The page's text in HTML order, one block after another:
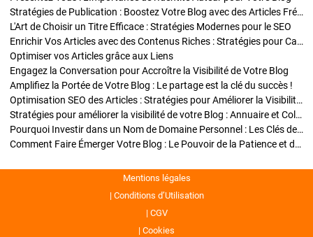
Stratégies de Publication : Boostez Votre Blog avec des Articles Fréquents et Exclusifs
L'Art de Choisir un Titre Efficace : Stratégies Modernes pour le SEO
Enrichir Vos Articles avec des Contenus Riches : Stratégies pour Captiver et Optimiser
Optimiser vos Articles grâce aux Liens
Engagez la Conversation pour Accroître la Visibilité de Votre Blog
Amplifiez la Portée de Votre Blog : Le partage est la clé du succès !
Optimisation SEO des Articles : Stratégies pour Améliorer la Visibilité de Votre Blog
Stratégies pour améliorer la visibilité de votre Blog : Annuaire et Collaborations
Pourquoi Investir dans un Nom de Domaine Personnel : Les Clés de la Réussite de Votre Blog
Comment Faire Émerger Votre Blog : Le Pouvoir de la Patience et de la Persévérance
Mentions légales
Conditions d’Utilisation
CGV
Cookies